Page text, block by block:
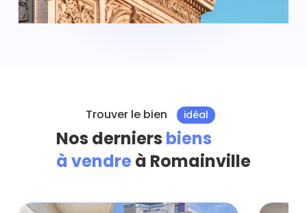
Trouver le bien idéal
Nos derniers biens
à vendre à Romainville